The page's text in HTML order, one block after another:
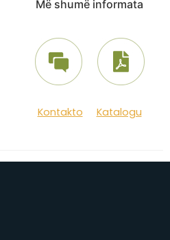
Më shumë informata
Kontakto Katalogu